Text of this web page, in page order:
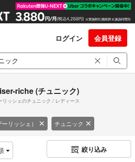
ログイン 会員登録
riche (チュニック)
リッシェのチュニック / レディース
リッシェ） チュニック
絞り込み